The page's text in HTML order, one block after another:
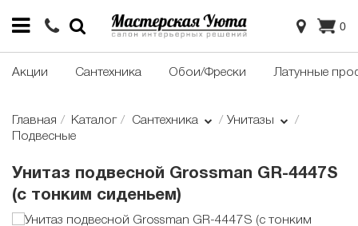
0
Акции Сантехника Обои/Фрески Латунные
Главная Каталог Сантехника
Унитазы
Подвесные
Унитаз подвесной Grossman GR-4447S
(с тонким сиденьем)